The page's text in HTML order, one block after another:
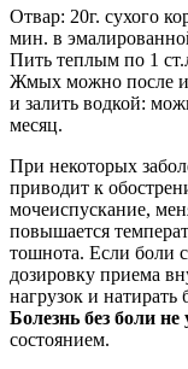
Отвар: 20г. сухого
мин. в
Пить теплым по 1
Жмых можно после
и залить водкой:
месяц.
При некоторых
приводит к
мочеиспускание,
повышается
тошнота. Если боли
дозировку приема
нагрузок и натирать
Болезнь без боли не
состоянием.